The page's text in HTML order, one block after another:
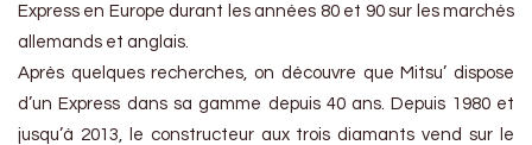
Express en Europe durant les années 80 et 90 sur les marchés
allemands et anglais.
Après quelques recherches, on découvre que Mitsu’ dispose
d’un Express dans sa gamme depuis 40 ans. Depuis 1980 et
jusqu’à 2013, le constructeur aux trois diamants vend sur le